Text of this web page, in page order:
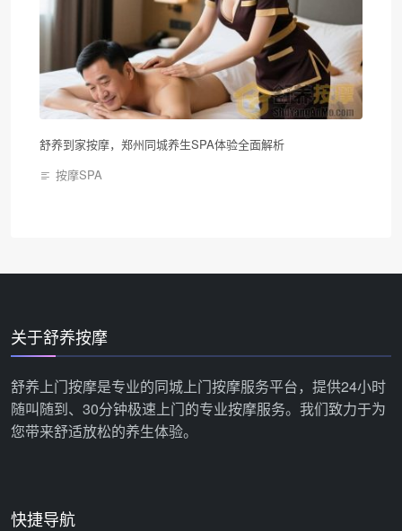
舒养到家按摩，郑州同城养生SPA体验全面解析
按摩SPA
关于舒养按摩
舒养上门按摩是专业的同城上门按摩服务平台，提供24小时
随叫随到、30分钟极速上门的专业按摩服务。我们致力于为
您带来舒适放松的养生体验。
快捷导航